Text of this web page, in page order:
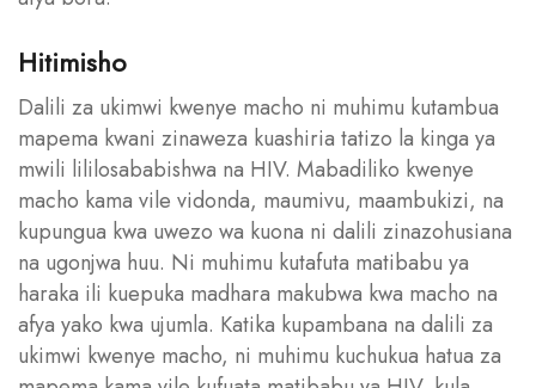
Hitimisho
Dalili za ukimwi kwenye macho ni muhimu kutambua
mapema kwani zinaweza kuashiria tatizo la kinga ya
mwili lililosababishwa na HIV. Mabadiliko kwenye
macho kama vile vidonda, maumivu, maambukizi, na
kupungua kwa uwezo wa kuona ni dalili zinazohusiana
na ugonjwa huu. Ni muhimu kutafuta matibabu ya
haraka ili kuepuka madhara makubwa kwa macho na
afya yako kwa ujumla. Katika kupambana na dalili za
ukimwi kwenye macho, ni muhimu kuchukua hatua za